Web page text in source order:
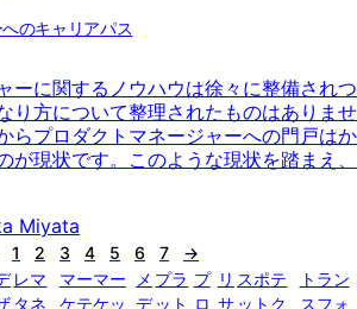
のキャリアパス
ーに関するノウハウは徐々に整備されつ
り方について整理されたものはありませ
らプロダクトマネージャーへの門戸はか
が現状です。このような現状を踏まえ、
Miyata
1 2 3 4 5 6 7
→
レ
タ
マ
ネ
マー
ケテ
マー
ケッ
メ
デ
プラ
ット
プ
ロ
リ
サ
スポ
ット
テ
ク
トラン
スフォ